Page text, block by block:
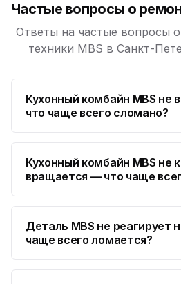
Юмедиа на
ю
Юмедиа Сервис в
ул. Тверская 60, Колпино
пр. Христиновский 28,
Частые вопросы о
Ответы на частые вопросы
техники MBS в Санкт-
Кухонный комбайн MBS не
что чаще всего сломано?
Кухонный комбайн MBS не
вращается — что чаще
Деталь MBS не реагирует
чаще всего ломается?